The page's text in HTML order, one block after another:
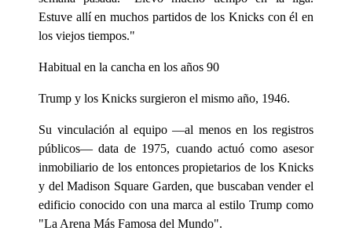
Estuve allí en muchos partidos de los Knicks con él en
los viejos tiempos."
Habitual en la cancha en los años 90
Trump y los Knicks surgieron el mismo año, 1946.
Su vinculación al equipo —al menos en los registros
públicos— data de 1975, cuando actuó como asesor
inmobiliario de los entonces propietarios de los Knicks
y del Madison Square Garden, que buscaban vender el
edificio conocido con una marca al estilo Trump como
"La Arena Más Famosa del Mundo".